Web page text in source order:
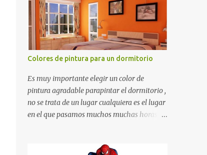
escolares, para hacer juegos infantiles
matemáticos, para decorar los cumpleaños
de los niños, entre otras cosas.
Colores de pintura para un dormitorio
Es muy importante elegir un color de
pintura agradable parapintar el dormitorio ,
no se trata de un lugar cualquiera es el lugar
en el que pasamos muchos muchas horas y
de un lugar propio que utilizamos todos los